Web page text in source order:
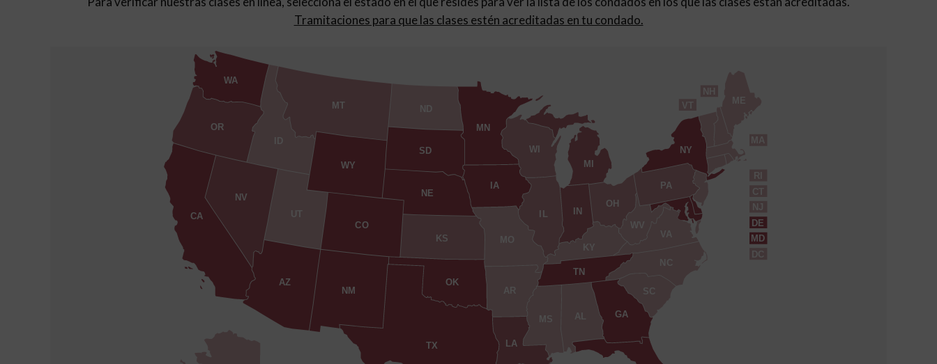
Tramitaciones para que las clases estén acreditadas en tu condado.
AL
AZ
AR
CA
CO
CT
DE
DC
GA
ID
IN
IA
KS
KY
LA
ME
MD
MA
MI
MN
MS
MO
MT
NE
NV
NH
NJ
NM
NY
NC
ND
OH
OK
OR
PA
RI
SC
SD
TN
TX
UT
VT
VA
WA
WV
WI
WY